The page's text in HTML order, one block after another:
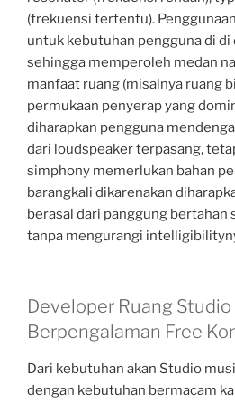
(frekuensi tertentu).
untuk kebutuhan pengguna di di
sehingga memperoleh medan
manfaat ruang (misalnya ruang
permukaan penyerap yang
diharapkan pengguna
dari loudspeaker terpasang,
simphony memerlukan bahan
barangkali dikarenakan
berasal dari panggung bertahan
tanpa mengurangi
Developer Ruang
Berpengalaman Free
Dari kebutuhan akan Studio
dengan kebutuhan bermacam